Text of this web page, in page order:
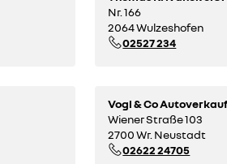
Nr. 166
2064 Wulzeshofen
02527 234
Vogl & Co
Wiener Straße 103
2700 Wr. Neustadt
02622 24705